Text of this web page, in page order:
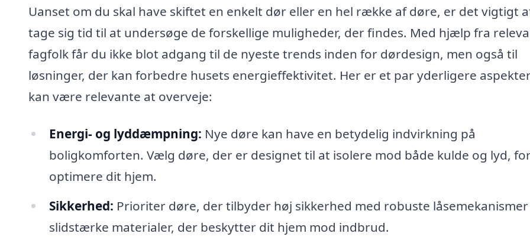
Uanset om du skal have skiftet en enkelt dør eller en hel række af døre, er det vigtigt
tage sig tid til at undersøge de forskellige muligheder, der findes. Med hjælp fra
fagfolk får du ikke blot adgang til de nyeste trends inden for dørdesign, men også til
løsninger, der kan forbedre husets energieffektivitet. Her er et par yderligere
kan være relevante at overveje:
Energi- og lyddæmpning: Nye døre kan have en betydelig indvirkning på
boligkomforten. Vælg døre, der er designet til at isolere mod både kulde og lyd,
optimere dit hjem.
Sikkerhed: Prioriter døre, der tilbyder høj sikkerhed med robuste
slidstærke materialer, der beskytter dit hjem mod indbrud.